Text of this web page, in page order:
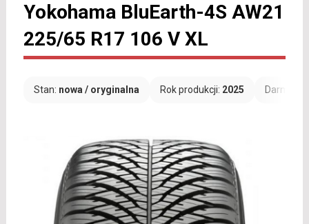
Yokohama BluEarth-4S AW21
225/65 R17 106 V XL
Stan: nowa / oryginalna Rok produkcji: 2025